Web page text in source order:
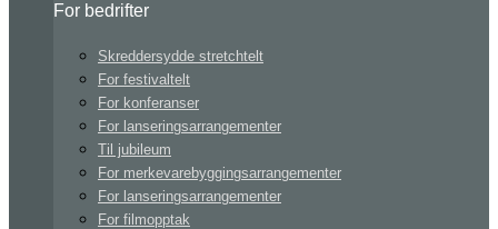
For bedrifter
Skreddersydde stretchtelt
For festivaltelt
For konferanser
For lanseringsarrangementer
Til jubileum
For merkevarebyggingsarrangementer
For lanseringsarrangementer
For filmopptak